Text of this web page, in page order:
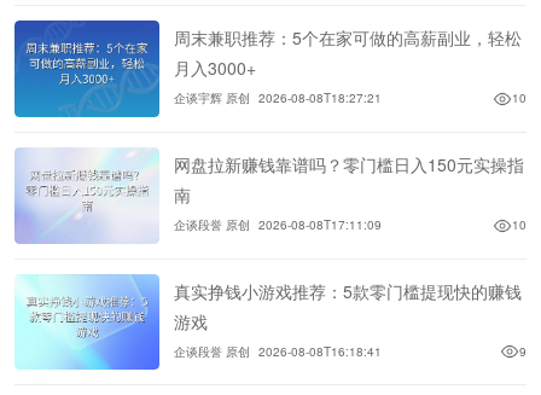
周末兼职推荐：5个在家可做的高薪副业，轻松
月入3000+
企谈宇辉 原创 2026-08-08T18:27:21 10
网盘拉新赚钱靠谱吗？零门槛日入150元实操指
南
企谈段誉 原创 2026-08-08T17:11:09 10
真实挣钱小游戏推荐：5款零门槛提现快的赚钱
游戏
企谈段誉 原创 2026-08-08T16:18:41 9